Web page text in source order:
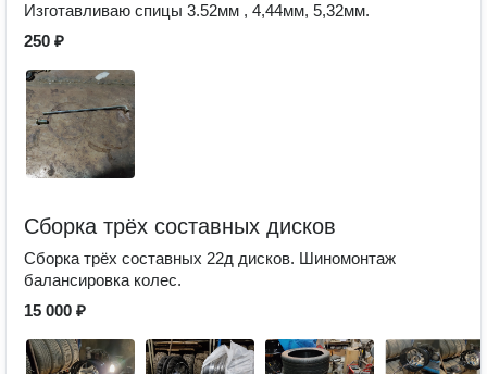
Изготавливаю спицы 3.52мм , 4,44мм, 5,32мм.
250 ₽
Сборка трёх составных дисков
Сборка трёх составных 22д дисков. Шиномонтаж
балансировка колес.
15 000 ₽